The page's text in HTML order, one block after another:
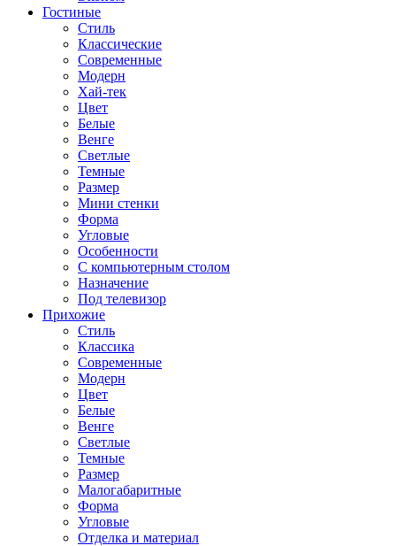
Гостиные
Стиль
Классические
Современные
Модерн
Хай-тек
Цвет
Белые
Венге
Светлые
Темные
Размер
Мини стенки
Форма
Угловые
Особенности
С компьютерным столом
Назначение
Под телевизор
Прихожие
Стиль
Классика
Современные
Модерн
Цвет
Белые
Венге
Светлые
Темные
Размер
Малогабаритные
Форма
Угловые
Отделка и материал